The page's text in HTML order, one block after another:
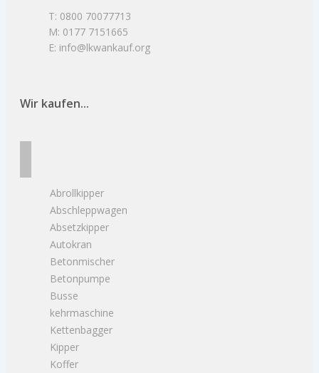
T: 0800 70077713
M: 0177 7151665
E: info@lkwankauf.org
Wir kaufen...
Abrollkipper
Abschleppwagen
Absetzkipper
Autokran
Betonmischer
Betonpumpe
Busse
kehrmaschine
Kettenbagger
Kipper
Koffer